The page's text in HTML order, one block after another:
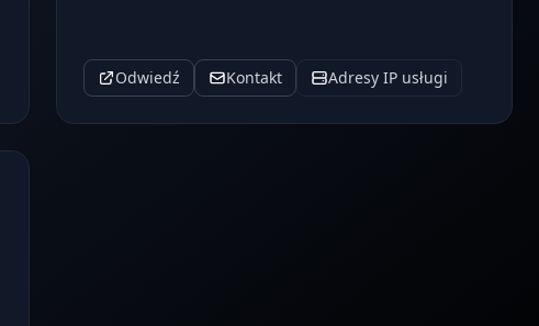
Odwiedź Kontakt Adresy IP usługi